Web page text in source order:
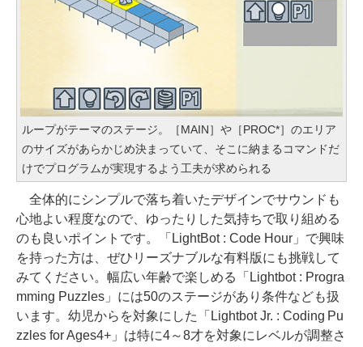
ループがテーマのステージ。［MAIN］や［PROC*］のエリア
のサイズがあらかじめ決まっていて、そこに納まるコマンドだ
けでプログラムが実現するよう工夫が求められる
全体的にシンプルで落ち着いたデザインでサウンドも
心地よい程度なので、ゆったりした気持ちで取り組める
のも良いポイントです。「LightBot : Code Hour」で興味
を持った方は、ぜひリーズナブルな有料版にも挑戦して
みてください。幅広い年齢で楽しめる「Lightbot : Progra
mming Puzzles」には50のステージがあり条件なども扱
います。幼児からを対象にした「Lightbot Jr. : Coding Pu
zzles for Ages4+」は特に4～8才を対象にレベルが調整さ